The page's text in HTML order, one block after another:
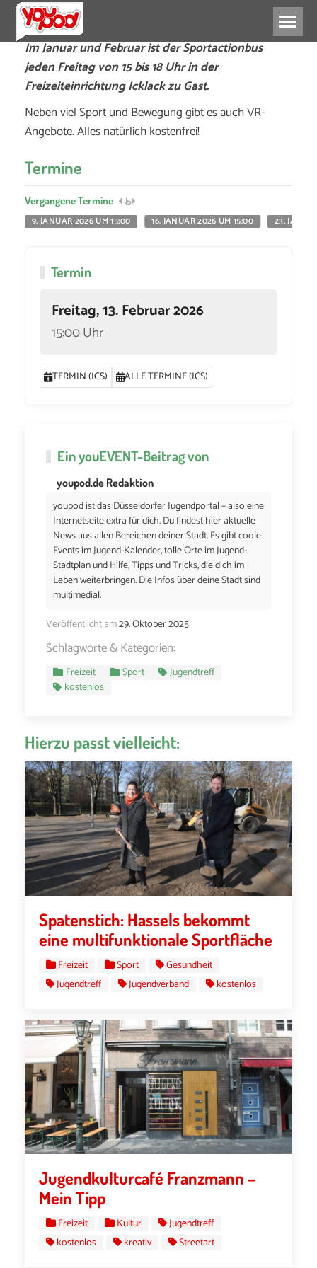
Im Januar und Februar ist der Sportactionbus
jeden Freitag von 15 bis 18 Uhr in der
Freizeiteinrichtung Icklack zu Gast.
Neben viel Sport und Bewegung gibt es auch VR-
Angebote. Alles natürlich kostenfrei!
Termine
Vergangene Termine
9. JANUAR 2026 UM 15:00
16. JANUAR 2026 UM 15:00 23.
Termin
Freitag, 13. Februar 2026
15:00 Uhr
TERMIN (ICS) ALLE TERMINE (ICS)
EinyouEVENT-Beitrag von
youpod.de Redaktion
youpod ist das Düsseldorfer Jugendportal – also eine
Internetseite extra für dich. Du findest hier aktuelle
News aus allen Bereichen deiner Stadt. Es gibt coole
Events im Jugend-Kalender, tolle Orte im Jugend-
Stadtplan und Hilfe, Tipps und Tricks, die dich im
Leben weiterbringen. Die Infos über deine Stadt sind
multimedial.
Veröffentlicht am29. Oktober 2025
Schlagworte & Kategorien:
Freizeit Sport
Jugendtreff
kostenlos
Hierzu passt vielleicht:
Spatenstich: Hassels bekommt
eine multifunktionale Sportfläche
Freizeit Sport
Gesundheit
Jugendtreff
Jugendverband kostenlos
Jugendkulturcafé Franzmann –
Mein Tipp
Freizeit Kultur
Jugendtreff
kostenlos
kreativ Streetart